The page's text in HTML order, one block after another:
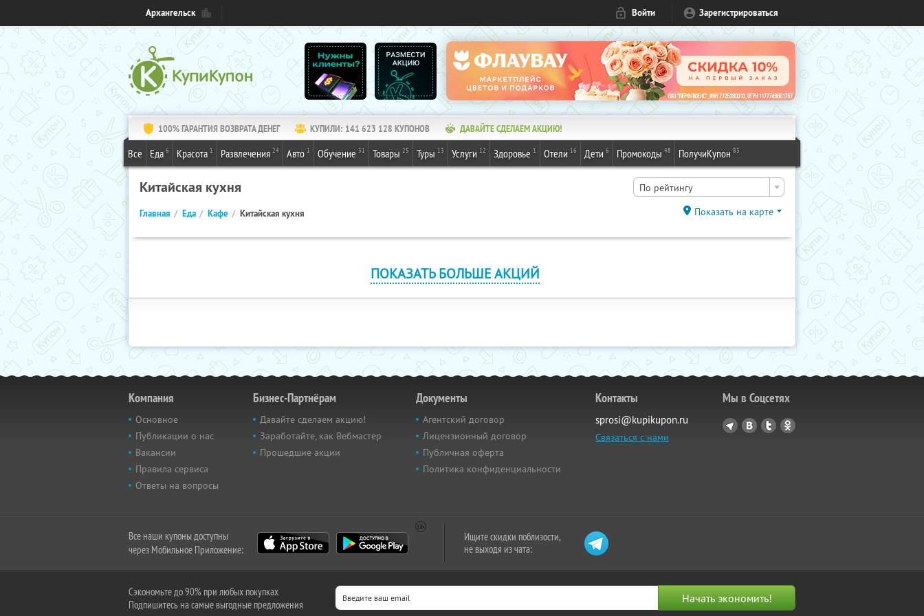
Архангельск Войти Зарегистрироваться
100% ГАРАНТИЯ ВОЗВРАТА ДЕНЕГ КУПИЛИ: 141 623 128 КУПОНОВ ДАВАЙТЕ СДЕЛАЕМ АКЦИЮ!
Все Еда 6 Красота 1 Развлечения 24 Авто 1 Обучение 31 Товары 25 Туры 13 Услуги 12 Здоровье 1 Отели 16 Дети 6 Промокоды 48 ПолучиКупон 83
Китайская кухня По рейтингу
Главная Еда Кафе Китайская кухня Показать на карте
ПОКАЗАТЬ БОЛЬШЕ АКЦИЙ
Компания
Основное
Публикации о нас
Вакансии
Правила сервиса
Ответы на вопросы
Бизнес-Партнёрам
Давайте сделаем акцию!
Заработайте, как Вебмастер
Прошедшие акции
Документы
Агентский договор
Лицензионный договор
Публичная оферта
Политика конфиденциальности
Контакты
sprosi@kupikupon.ru
Связаться с нами
Мы в Соцсетях
Все наши купоны доступны
через Мобильное Приложение:
Ищите скидки поблизости,
не выходя из чата:
Сэкономьте до 90% при любых покупках
Подпишитесь на самые выгодные предложения